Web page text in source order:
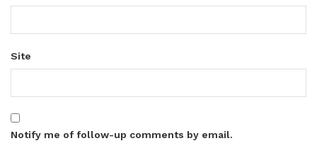
Site
Notify me of follow-up comments by email.